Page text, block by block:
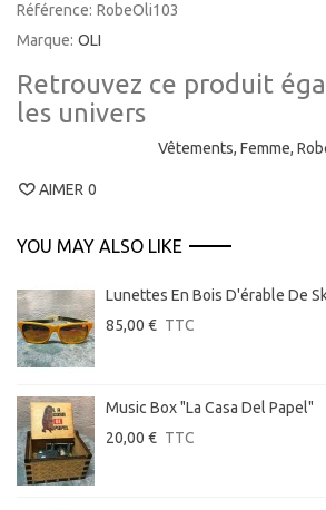
Référence: RobeOli103
Marque: OLI
Retrouvez ce produit
les univers
Vêtements, Femme,
AIMER 0
YOU MAY ALSO LIKE
Lunettes En Bois D'érable De
85,00 € TTC
Music Box "La Casa Del Papel"
20,00 € TTC